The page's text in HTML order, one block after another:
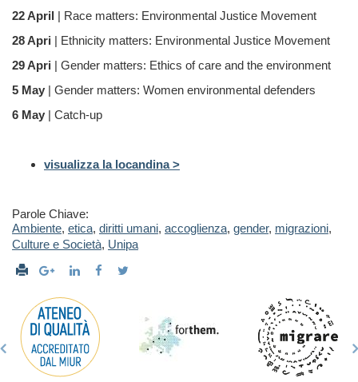
22 April | Race matters: Environmental Justice Movement
28 Apri | Ethnicity matters: Environmental Justice Movement
29 Apri | Gender matters: Ethics of care and the environment
5 May | Gender matters: Women environmental defenders
6 May | Catch-up
visualizza la locandina >
Parole Chiave:
Ambiente, etica, diritti umani, accoglienza, gender, migrazioni,
Culture e Società, Unipa